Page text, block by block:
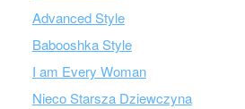
Advanced Style
Babooshka Style
I am Every Woman
Nieco Starsza Dziewczyna